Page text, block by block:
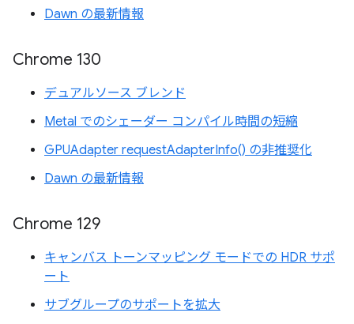
Dawn の最新情報
Chrome 130
デュアルソース ブレンド
Metal でのシェーダー コンパイル時間の短縮
GPUAdapter requestAdapterInfo() の非推奨化
Dawn の最新情報
Chrome 129
キャンバス トーンマッピング モードでの HDR サポ
ート
サブグループのサポートを拡大